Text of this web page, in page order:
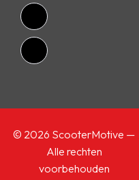
© 2026 ScooterMotive —
Alle rechten
voorbehouden